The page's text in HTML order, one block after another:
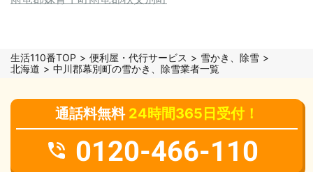
生活110番TOP 便利屋・代行サービス
雪かき、除雪
北海道
中川郡幕別町の雪かき、除雪業者一覧
通話料無料 24時間365日受付！
0120-466-110